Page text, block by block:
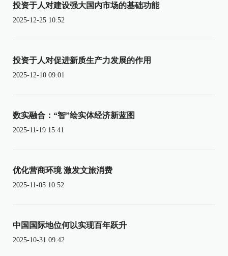
投资于人对建设强大国内市场的基础功能
2025-12-25 10:52
投资于人对促进新质生产力发展的作用
2025-12-10 09:01
数实融合：“智”绘实体经济新蓝图
2025-11-19 15:41
优化营商环境 激发文旅消费
2025-11-05 10:52
中国国际地位何以实现百年跃升
2025-10-31 09:42